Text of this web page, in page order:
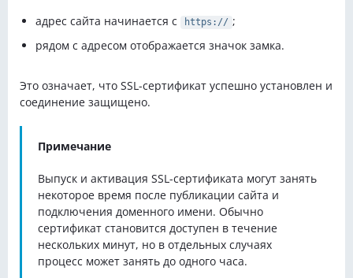
адрес сайта начинается с https:// ;
рядом с адресом отображается значок замка.
Это означает, что SSL-сертификат успешно установлен и
соединение защищено.
Примечание
Выпуск и активация SSL-сертификата могут занять
некоторое время после публикации сайта и
подключения доменного имени. Обычно
сертификат становится доступен в течение
нескольких минут, но в отдельных случаях
процесс может занять до одного часа.